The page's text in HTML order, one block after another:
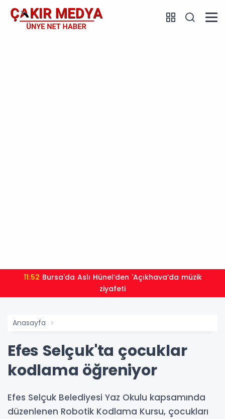
11:52
ziyafeti
Anasayfa
Efes Selçuk'ta çocuklar
kodlama öğreniyor
Efes Selçuk Belediyesi Yaz Okulu kapsamında
düzenlenen Robotik Kodlama Kursu, çocukları